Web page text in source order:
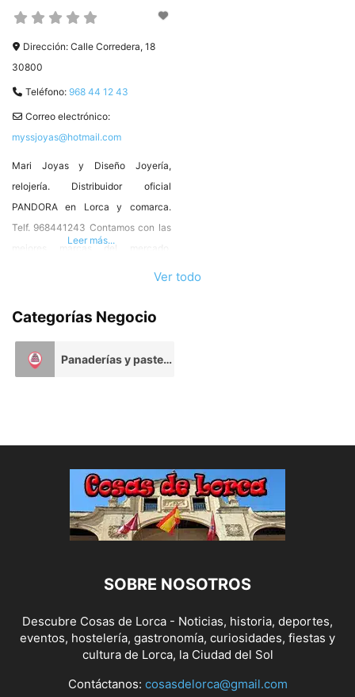
Dirección: Calle Corredera, 18
30800
Teléfono: 968 44 12 43
Correo electrónico:
myssjoyas@hotmail.com
Mari Joyas y Diseño Joyería,
relojería. Distribuidor oficial
PANDORA en Lorca y comarca.
Telf. 968441243 Contamos con las
mejores marcas del mercado,
BOHO, DUWARD, MI MONEDA,
MAS!!!!
Leer más...
Ver todo
Categorías Negocio
Panaderías y pastelerías
SOBRE NOSOTROS
Descubre Cosas de Lorca - Noticias, historia, deportes,
eventos, hostelería, gastronomía, curiosidades, fiestas y
cultura de Lorca, la Ciudad del Sol
Contáctanos: cosasdelorca@gmail.com